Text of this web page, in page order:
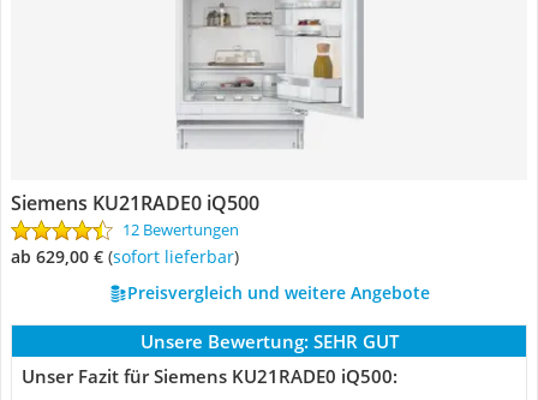
Siemens KU21RADE0 iQ500
12 Bewertungen
ab 629,00 € ( Sofort lieferbar)
Preisvergleich und weitere Angebote
Unsere Bewertung: SEHR GUT
Unser Fazit für Siemens KU21RADE0 iQ500: